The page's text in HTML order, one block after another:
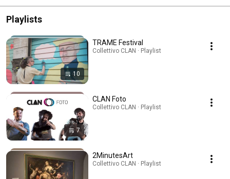
Playlists
10
TRAME Festival
Collettivo CLAN · Playlist
7
CLAN Foto
Collettivo CLAN · Playlist
2MinutesArt
Collettivo CLAN · Playlist